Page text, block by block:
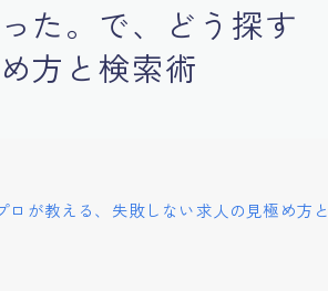
た。で、どう探す
方と検索術
ロが教える、失敗しない求人の見極め方と